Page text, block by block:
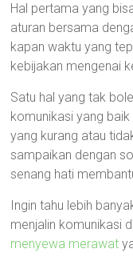
Hal pertama yang
aturan bersama
kapan waktu yang
kebijakan mengenai
Satu hal yang tak
komunikasi yang
yang kurang atau
sampaikan dengan
senang hati
Ingin tahu lebih
menjalin komunikasi
menyewa merawat